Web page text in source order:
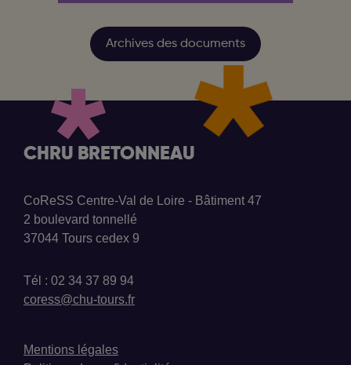
Archives des documents
CHRU BRETONNEAU
CoReSS Centre-Val de Loire - Bâtiment 47
2 boulevard tonnellé
37044 Tours cedex 9
Tél : 02 34 37 89 94
coress@chu-tours.fr
Mentions légales